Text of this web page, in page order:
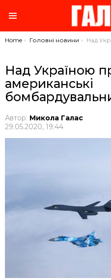
You are here:
Home Головні новини Над Україною пролетіли
Над Україною
американські
Автор: Микола Галас
29.05.2020, 19:44